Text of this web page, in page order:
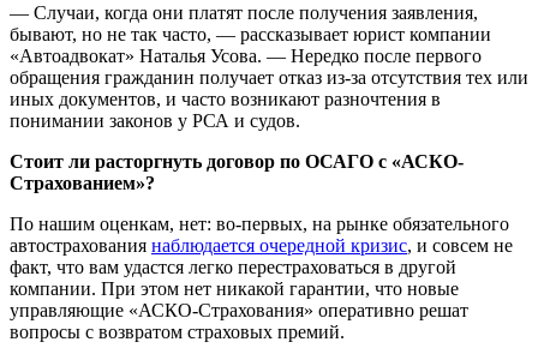
— Случаи, когда они платят после получения заявления,
бывают, но не так часто, — рассказывает юрист компании
«Автоадвокат» Наталья Усова. — Нередко после первого
обращения гражданин получает отказ из-за отсутствия тех или
иных документов, и часто возникают разночтения в
понимании законов у РСА и судов.
Стоит ли расторгнуть договор по ОСАГО с «АСКО-
Страхованием»?
По нашим оценкам, нет: во-первых, на рынке обязательного
автострахования наблюдается очередной кризис, и совсем не
факт, что вам удастся легко перестраховаться в другой
компании. При этом нет никакой гарантии, что новые
управляющие «АСКО-Страхования» оперативно решат
вопросы с возвратом страховых премий.